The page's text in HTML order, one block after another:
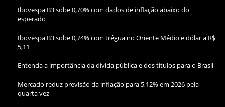
Ibovespa B3 sobe 0,70% com dados de inflação abaixo do
esperado
Ibovespa B3 sobe 0,74% com trégua no Oriente Médio e dólar a R$
5,11
Entenda a importância da dívida pública e dos títulos para o Brasil
Mercado reduz previsão da inflação para 5,12% em 2026 pela
quarta vez